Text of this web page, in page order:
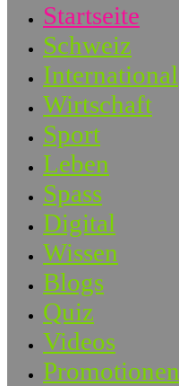
Startseite
Schweiz
International
Wirtschaft
Sport
Leben
Spass
Digital
Wissen
Blogs
Quiz
Videos
Promotionen